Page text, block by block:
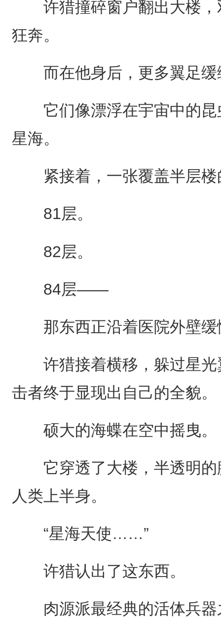
许猎撞碎窗户翻出大楼，
狂奔。
而在他身后，更多翼足缓
它们像漂浮在宇宙中的昆
星海。
紧接着，一张覆盖半层楼
81层。
82层。
84层——
那东西正沿着医院外壁缓
许猎接着横移，躲过星光
击者终于显现出自己的全貌。
硕大的海蝶在空中摇曳。
它穿透了大楼，半透明的
人类上半身。
“星海天使……”
许猎认出了这东西。
肉源派最经典的活体兵器